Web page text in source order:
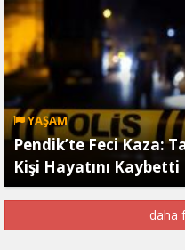
YAŞAM
Pendik’te Feci Kaza:
Kişi Hayatını Kaybetti
daha